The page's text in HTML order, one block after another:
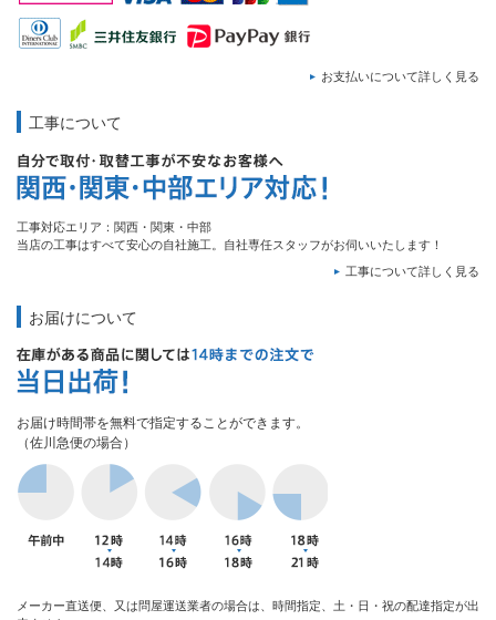
お支払いについて詳しく見る
工事について
工事対応エリア：関西・関東・中部
当店の工事はすべて安心の自社施工。自社専任スタッフがお伺いいたします！
工事について詳しく見る
お届けについて
お届け時間帯を無料で指定することができます。
（佐川急便の場合）
メーカー直送便、又は問屋運送業者の場合は、時間指定、土・日・祝の配達指定が出